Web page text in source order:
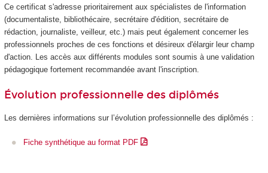
Ce certificat s'adresse prioritairement aux spécialistes de l'information
(documentaliste, bibliothécaire, secrétaire d'édition, secrétaire de
rédaction, journaliste, veilleur, etc.) mais peut également concerner les
professionnels proches de ces fonctions et désireux d'élargir leur champ
d'action. Les accès aux différents modules sont soumis à une validation
pédagogique fortement recommandée avant l'inscription.
Évolution professionnelle des diplômés
Les dernières informations sur l’évolution professionnelle des diplômés :
Fiche synthétique au format PDF